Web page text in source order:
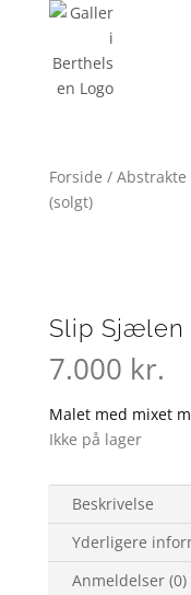
Forside /
(solgt)
Slip Sjælen
7.000 kr.
Malet med mixet
Ikke på lager
Beskrivelse
Yderligere
Anmeldelser (0)